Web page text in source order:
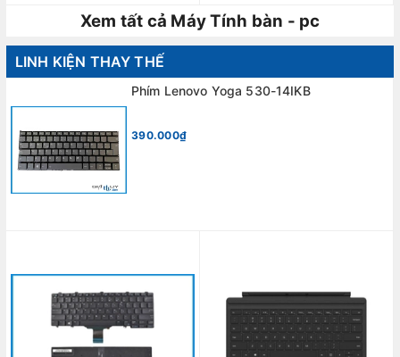
Xem tất cả Máy Tính bàn - pc
LINH KIỆN THAY THẾ
Phím Lenovo Yoga 530-14IKB
390.000₫